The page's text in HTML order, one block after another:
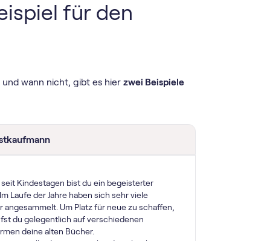
für den
und wann nicht, gibt es hierzwei Beispiele
Kindestagen bist du ein begeisterter
Laufe der Jahre haben sich sehr viele
angesammelt. Um Platz für neue zu schaffen,
du gelegentlich auf verschiedenen
deine alten Bücher.